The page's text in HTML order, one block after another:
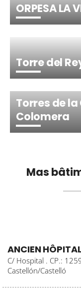
ORPESA LA
Torre del
Torres de la
Colomera
Mas
ANCIEN HÔPITAL
C/ Hospital . CP.:
Castellón/Castelló